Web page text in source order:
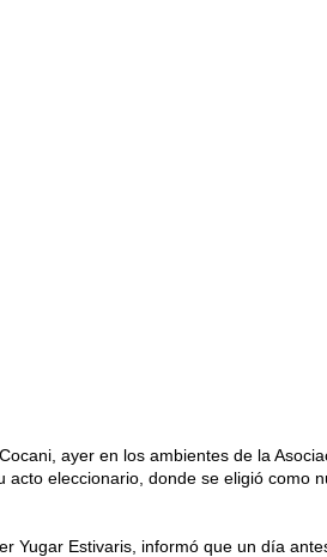
ayer en los ambientes de la
eleccionario, donde se eligió como
Yugar Estivaris, informó que un día